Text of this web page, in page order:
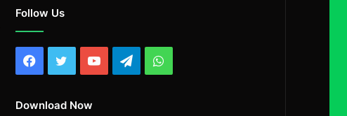
Follow Us
Facebook
TwitterYouTubeTelegramWhatsApp
Download Now